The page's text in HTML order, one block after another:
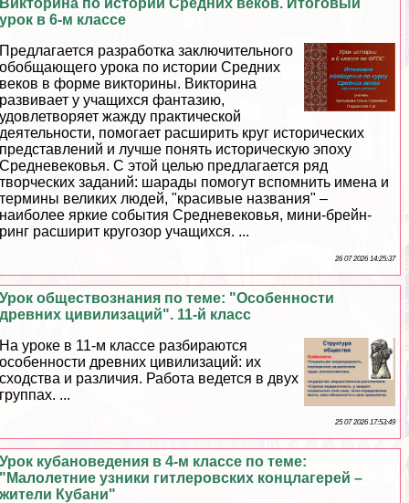
урок в 6-м классе
Предлагается разработка заключительного
обобщающего урока по истории Средних
веков в форме викторины. Викторина
развивает у учащихся фантазию,
удовлетворяет жажду пpaктической
деятельности, помогает расширить круг исторических
представлений и лучше понять историческую эпоху
Средневековья. С этой целью предлагается ряд
творческих заданий: шарады помогут вспомнить имена и
термины великих людей, "красивые названия" –
наиболее яркие события Cредневековья, мини-брейн-
ринг расширит кругозор учащихся. ...
26 07 2026 14:25:37
Урок обществознания по теме: "Особенности
древних цивилизаций". 11-й класс
На уроке в 11-м классе разбираются
особенности древних цивилизаций: их
сходства и различия. Работа ведется в двух
группах. ...
25 07 2026 17:53:49
Урок кубановедения в 4-м классе по теме:
"Малолетние узники гитлеровских концлагерей –
жители Кубани"